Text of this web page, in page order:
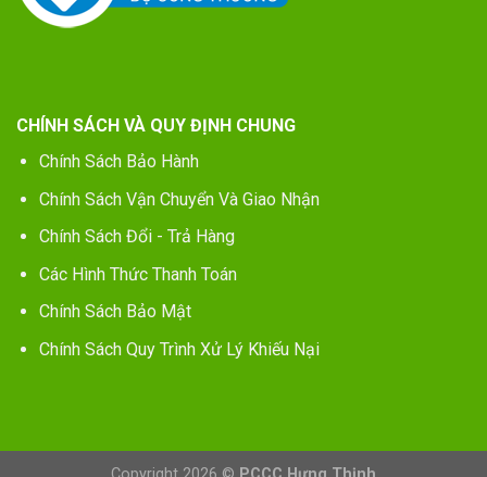
CHÍNH SÁCH VÀ QUY ĐỊNH CHUNG
Chính Sách Bảo Hành
Chính Sách Vận Chuyển Và Giao Nhận
Chính Sách Đổi - Trả Hàng
Các Hình Thức Thanh Toán
Chính Sách Bảo Mật
Chính Sách Quy Trình Xử Lý Khiếu Nại